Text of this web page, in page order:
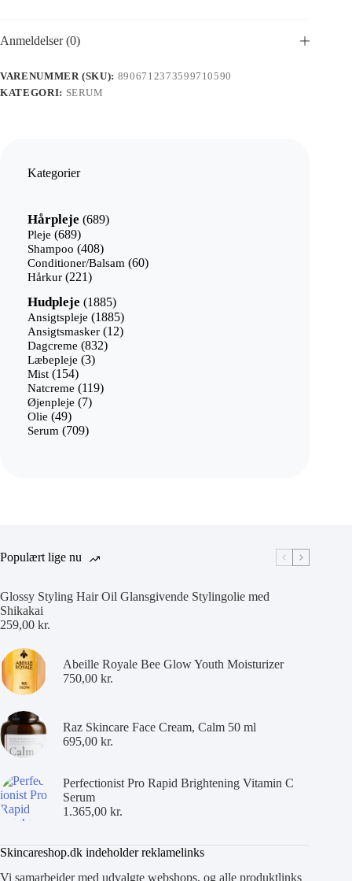
Anmeldelser (0)
VARENUMMER (SKU): 8906712373599710590
KATEGORI: SERUM
Kategorier
Hårpleje 689689
Pleje 689689
varer
Shampoo 408408
varer
Conditioner/Balsam 6060
Hårkur 221221
Hudpleje 18851885
varer
Ansigtspleje 18851885
varer
Ansigtsmasker 1212
Dagcreme 832832
Læbepleje 33
Mist 154154
varer
Natcreme 119119
Øjenpleje 77
Olie 4949
varer
Serum 709709
Populært lige nu
Glossy Styling Hair Oil Glansgivende Stylingolie med
Shikakai
259,00 kr.
Abeille Royale Bee Glow Youth Moisturizer
750,00 kr.
Raz Skincare Face Cream, Calm 50 ml
695,00 kr.
Perfectionist Pro Rapid Brightening Vitamin C
Serum
1.365,00 kr.
Skincareshop.dk indeholder reklamelinks
Vi samarbejder med udvalgte webshops, og alle produktlinks